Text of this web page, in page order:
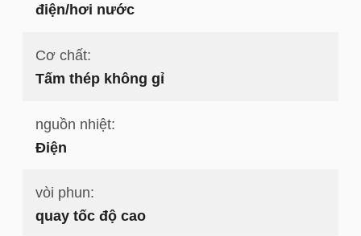
điện/hơi nước
Cơ chất:
Tấm thép không gỉ
nguồn nhiệt:
Điện
vòi phun:
quay tốc độ cao